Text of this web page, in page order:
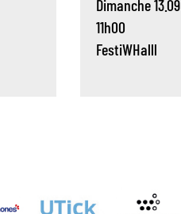
Dimanche 13.09
11h00
FestiWHalll